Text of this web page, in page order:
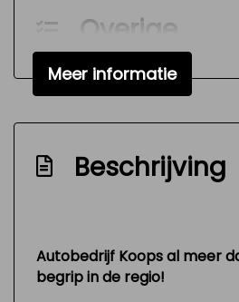
Overige
Anti blokkeer systeem
Bestuurdersairbag
Nw model
Meer informatie
Beschrijving
Autobedrijf Koops al meer
begrip in de regio!